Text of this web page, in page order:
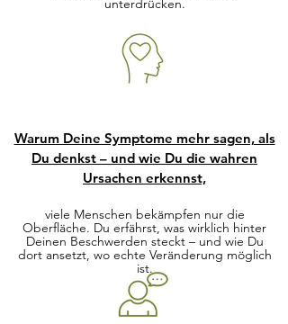
unterdrücken.
Warum Deine Symptome mehr sagen, als
Du denkst – und wie Du die wahren
Ursachen erkennst,
viele Menschen bekämpfen nur die
Oberfläche. Du erfährst, was wirklich hinter
Deinen Beschwerden steckt – und wie Du
dort ansetzt, wo echte Veränderung möglich
ist.